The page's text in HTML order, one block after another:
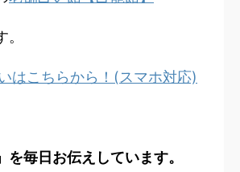
はこちらから！(スマホ対応)
を毎日お伝えしています。